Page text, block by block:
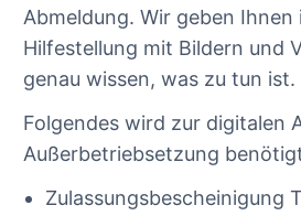
Abmeldung. Wir geben
Hilfestellung mit Bildern und
genau wissen, was zu tun ist.
Folgendes wird zur digitalen
Außerbetriebsetzung
Zulassungsbescheinigung